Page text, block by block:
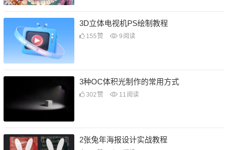
3D立体电视机PS绘制教程
155 赞 9 阅读
3种OC体积光制作的常用方式
302 赞 11 阅读
2张兔年海报设计实战教程